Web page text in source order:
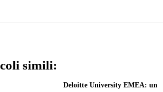
simili:
Deloitte University EMEA: un